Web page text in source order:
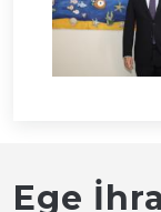
Ege